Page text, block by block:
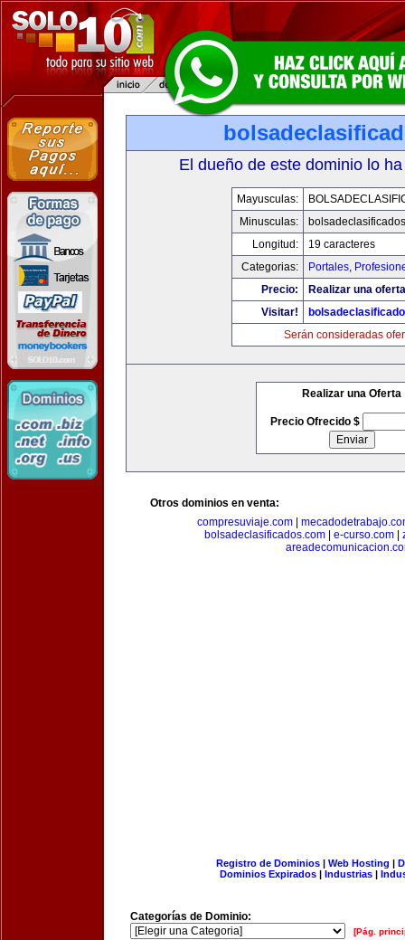
El dueño de este dominio lo
Mayusculas:
Minusculas:
Longitud:
19 caracteres
Categorias:
Portales,
Precio:
Realizar una
Visitar!
Serán consideradas
Realizar una Oferta
Precio Ofrecido $
Otros dominios en venta:
compresuviaje.com
bolsadeclasificados.com
e-curso.com
Registro de Dominios| Web Hosting |
Dominios Expirados | Industrias |
Categorías de Dominio:
[Pág.